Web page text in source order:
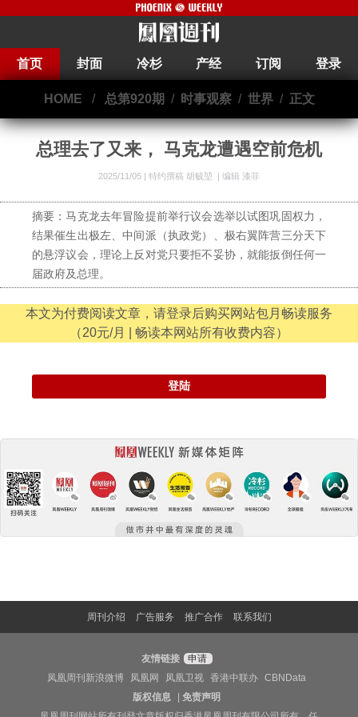
首页 封面 冷杉 产经 订阅 登录
HOME / 总第920期 / 时事观察/ 世界/ 正文
总理去了又来， 马克龙遭遇空前危机
2025/11/05 | 特约撰稿 胡毓堃 编辑 漆菲
摘要：马克龙去年冒险提前举行议会选举以试图巩固权力，
结果催生出极左、中间派（执政党）、极右翼阵营三分天下
的悬浮议会，理论上反对党只要拒不妥协，就能扳倒任何一
届政府及总理。
本文为付费阅读文章，请登录后购买网站包月畅读服务
（20元/月 | 畅读本网站所有收费内容）
登陆
周刊介绍 广告服务 推广合作 联系我们
友情链接
申请
凤凰周刊新浪微博
凤凰网 凤凰卫视 香港中联办
CBNData
版权信息
|免责声明